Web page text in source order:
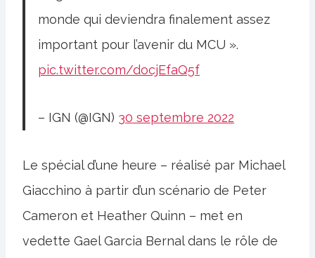
monde qui deviendra finalement assez
important pour l’avenir du MCU ».
pic.twitter.com/docjEfaQ5f
– IGN (@IGN) 30 septembre 2022
Le spécial d’une heure – réalisé par Michael
Giacchino à partir d’un scénario de Peter
Cameron et Heather Quinn – met en
vedette Gael Garcia Bernal dans le rôle de